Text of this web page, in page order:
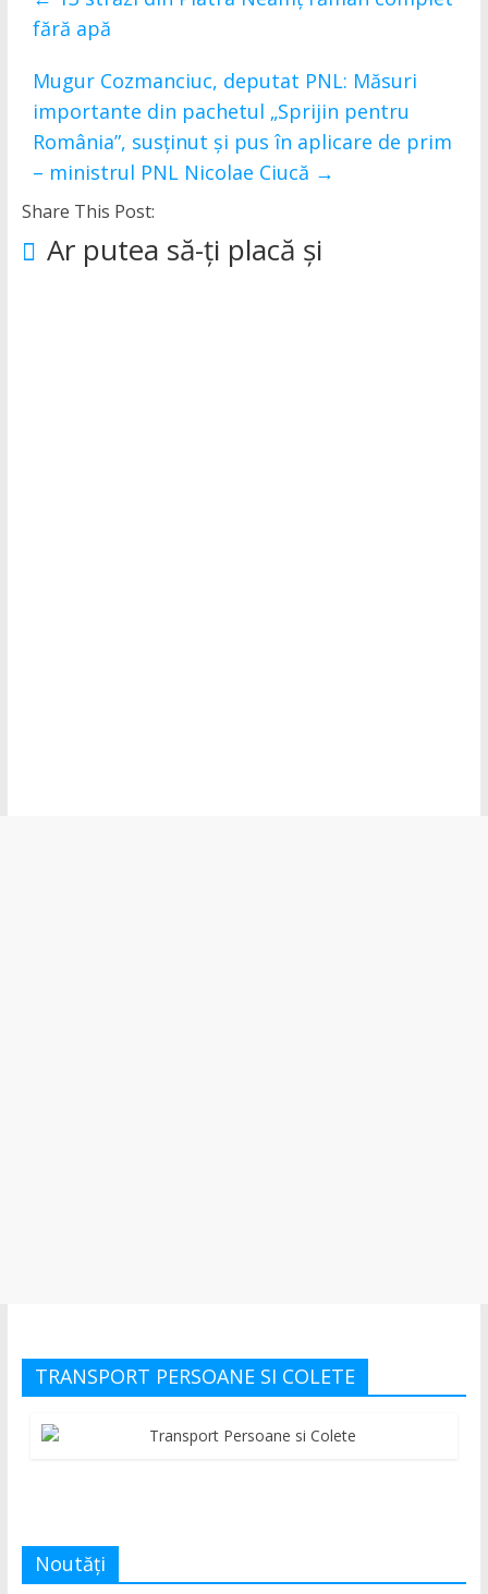
fără apă
Mugur Cozmanciuc, deputat PNL: Măsuri
importante din pachetul „Sprijin pentru
România”, susținut și pus în aplicare de prim
– ministrul PNL Nicolae Ciucă →
Share This Post:
Ar putea să-ți placă și
TRANSPORT PERSOANE SI COLETE
Noutăți